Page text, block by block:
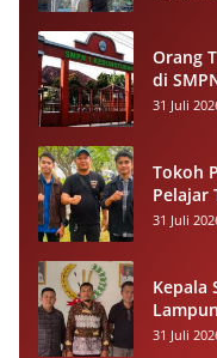
Orang
di
31 Juli
Tokoh
Pelajar
dan
31 Juli
Kepala
Dana
31 Juli